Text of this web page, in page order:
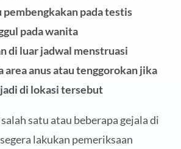
pembengkakan pada testis
pada wanita
di luar jadwal menstruasi
area anus atau tenggorokan jika
di lokasi tersebut
satu atau beberapa gejala di
lakukan pemeriksaan